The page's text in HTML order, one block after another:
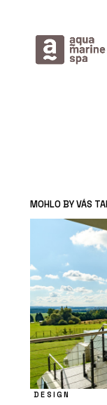
MOHLO BY VÁS
DESIGN